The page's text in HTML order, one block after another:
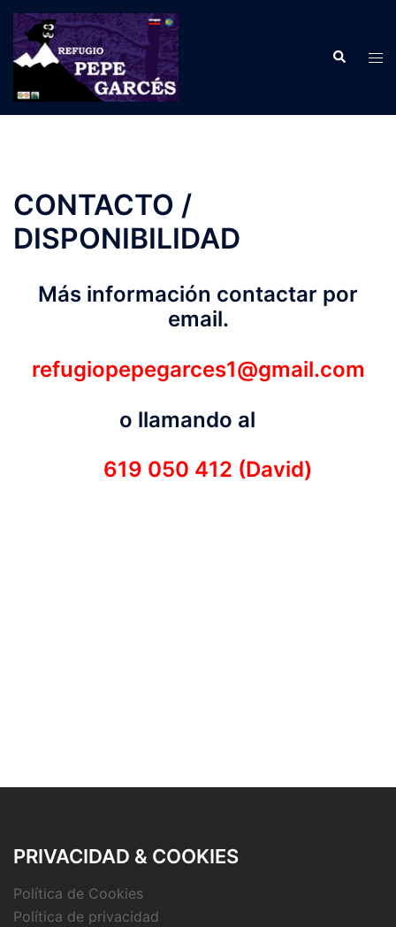
Saltar
contenido
Buscar
CONTACTO /
DISPONIBILIDAD
Más información contactar por
email.
refugiopepegarces1@gmail.com
o llamando al
619 050 412 (David)
PRIVACIDAD & COOKIES
Política de Cookies
Política de privacidad